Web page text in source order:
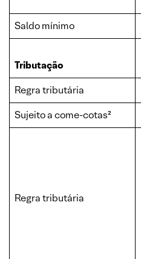
Saldo mínimo
Tributação
Regra tributária
Sujeito a come-cotas²
Regra tributária